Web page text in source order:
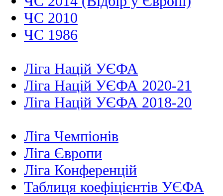
ЧС 2010
ЧС 1986
Ліга Націй УЄФА
Ліга Націй УЄФА 2020-21
Ліга Націй УЄФА 2018-20
Ліга Чемпіонів
Ліга Європи
Ліга Конференцій
Таблиця коефіцієнтів УЄФА